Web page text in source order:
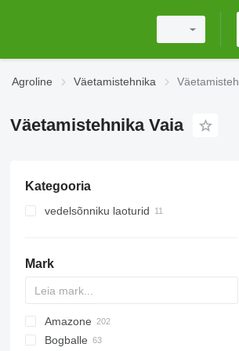
Agroline Väetamistehnika
Väetamistehnika Vaia
Kategooria
vedelsõnniku laoturid
Mark
Exacta
XPL
Amazone
Catros
HTS
TSW
ELYTE
Bogballe